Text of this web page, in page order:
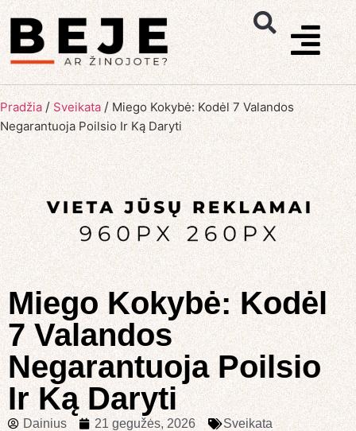
Pradžia / Sveikata / Miego Kokybė: Kodėl 7 Valandos
Negarantuoja Poilsio Ir Ką Daryti
Miego Kokybė: Kodėl
7 Valandos
Negarantuoja Poilsio
Ir Ką Daryti
Dainius 21 gegužės, 2026 Sveikata